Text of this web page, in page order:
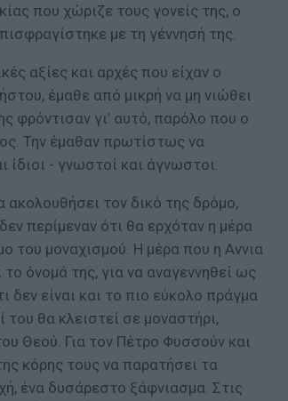
που χώριζε τους γονείς της, ο
με τη γέννησή της.
αξίες και αρχές που είχαν ο
έμαθε από μικρή να μη νιώθει
φρόντισαν γι’ αυτό, παρόλο που ο
Την έμαθαν πρωτίστως να
ίδιοι - γνωστοί και άγνωστοι.
ακολουθήσει τον δικό της δρόμο,
περίμεναν ότι θα ερχόταν η μέρα
του μοναχισμού. Η μέρα που η Αννια
όνομά της, για να αναγεννηθεί ως
δεν είναι και το πιο εύκολο πράγμα
του θα κλειστεί σε μοναστήρι,
Θεού. Για τον Πέτρο Φυσσούν και
κόρης τους να παρατήσει τα
ένα δυσάρεστο ξάφνιασμα. Στις